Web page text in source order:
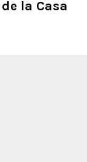
la Casa